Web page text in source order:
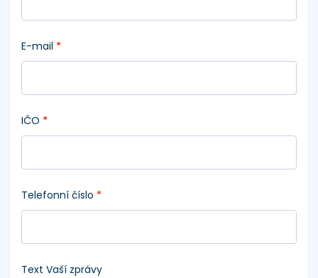
E-mail *
IČO *
Telefonní číslo *
Text Vaší zprávy